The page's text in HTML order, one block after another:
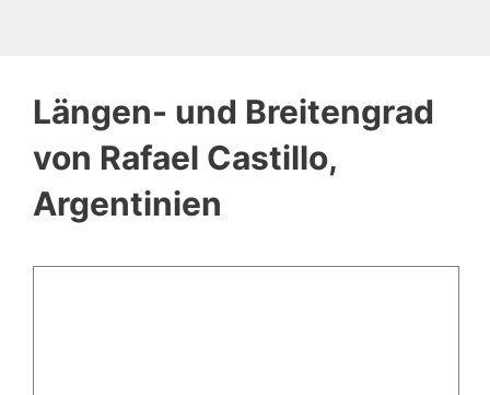
Längen- und Breitengrad
von Rafael Castillo,
Argentinien